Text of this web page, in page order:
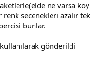
ne varsa koy
renk secenekleri azalir tek
bunlar.
gönderildi